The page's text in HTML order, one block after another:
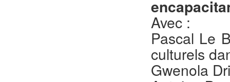
Avec :
Pascal Le
culturels
Gwenola